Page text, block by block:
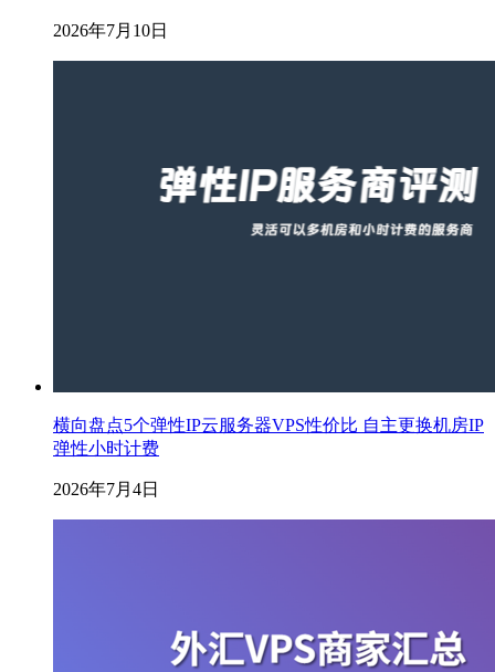
2026年7月10日
横向盘点5个弹性IP云服务器VPS性价比 自主更换机房IP
弹性小时计费
2026年7月4日